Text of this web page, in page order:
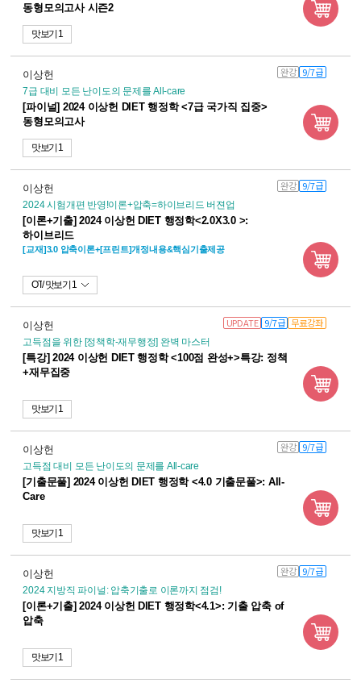
동형모의고사 시즌2
맛보기 1
이상헌 완강 9/7급
7급 대비 모든 난이도의 문제를 All-care
[파이널] 2024 이상헌 DIET 행정학 <7급 국가직 집중>
동형모의고사
맛보기 1
이상헌 완강 9/7급
2024 시험개편 반영!이론+압축=하이브리드 버젼업
[이론+기출] 2024 이상헌 DIET 행정학<2.0X3.0 >:
하이브리드
[교재]3.0 압축이론+[프린트]개정내용&핵심기출제공
OT 맛보기 1
이상헌 UPDATE 9/7급 무료강좌
고득점을 위한 [정책학-재무행정] 완벽 마스터
[특강] 2024 이상헌 DIET 행정학 <100점 완성+>특강: 정책
+재무집중
맛보기 1
이상헌 완강 9/7급
고득점 대비 모든 난이도의 문제를 All-care
[기출문풀] 2024 이상헌 DIET 행정학 <4.0 기출문풀>: All-
Care
맛보기 1
이상헌 완강 9/7급
2024 지방직 파이널: 압축기출로 이론까지 점검!
[이론+기출] 2024 이상헌 DIET 행정학<4.1>: 기출 압축 of
압축
맛보기 1